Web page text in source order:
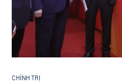
CHÍNH TRỊ